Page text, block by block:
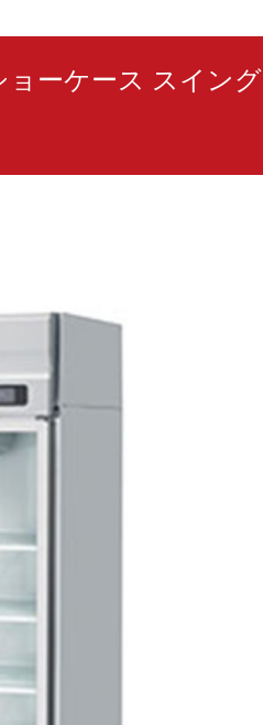
ョーケース スイング